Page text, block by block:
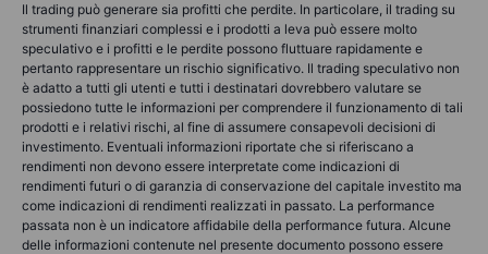
Il trading può generare sia profitti che perdite. In particolare, il trading su
strumenti finanziari complessi e i prodotti a leva può essere molto
speculativo e i profitti e le perdite possono fluttuare rapidamente e
pertanto rappresentare un rischio significativo. Il trading speculativo non
è adatto a tutti gli utenti e tutti i destinatari dovrebbero valutare se
possiedono tutte le informazioni per comprendere il funzionamento di tali
prodotti e i relativi rischi, al fine di assumere consapevoli decisioni di
investimento. Eventuali informazioni riportate che si riferiscano a
rendimenti non devono essere interpretate come indicazioni di
rendimenti futuri o di garanzia di conservazione del capitale investito ma
come indicazioni di rendimenti realizzati in passato. La performance
passata non è un indicatore affidabile della performance futura. Alcune
delle informazioni contenute nel presente documento possono essere